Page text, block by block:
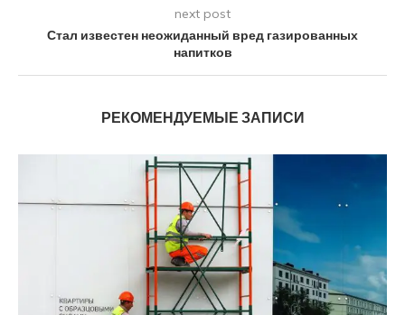
next post
Стал известен неожиданный вред газированных
напитков
РЕКОМЕНДУЕМЫЕ ЗАПИСИ